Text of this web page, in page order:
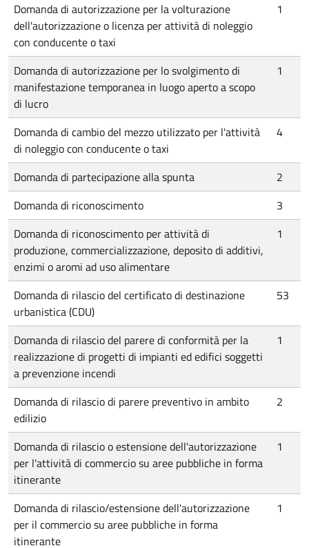
Domanda di autorizzazione per la volturazione
dell'autorizzazione o licenza per attività di noleggio
con conducente o taxi
1
Domanda di autorizzazione per lo svolgimento di
manifestazione temporanea in luogo aperto a scopo
di lucro
1
Domanda di cambio del mezzo utilizzato per l'attività
di noleggio con conducente o taxi
4
Domanda di partecipazione alla spunta
2
Domanda di riconoscimento
3
Domanda di riconoscimento per attività di
produzione, commercializzazione, deposito di additivi,
enzimi o aromi ad uso alimentare
1
Domanda di rilascio del certificato di destinazione
urbanistica (CDU)
53
Domanda di rilascio del parere di conformità per la
realizzazione di progetti di impianti ed edifici soggetti
a prevenzione incendi
1
Domanda di rilascio di parere preventivo in ambito
edilizio
2
Domanda di rilascio o estensione dell'autorizzazione
per l'attività di commercio su aree pubbliche in forma
itinerante
1
Domanda di rilascio/estensione dell'autorizzazione
per il commercio su aree pubbliche in forma
itinerante
1